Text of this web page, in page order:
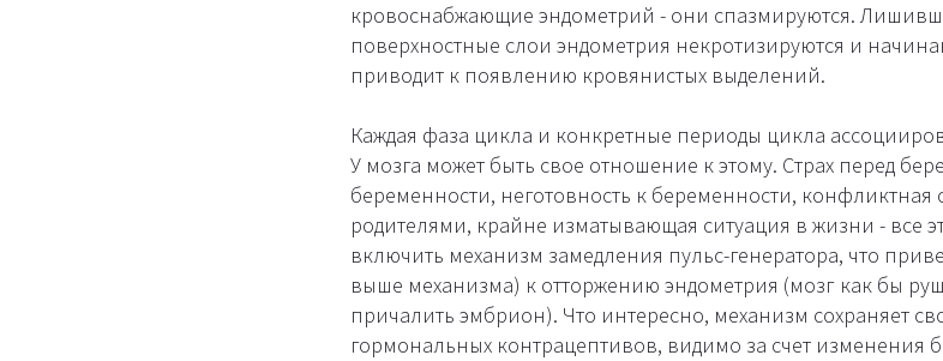
кровоснабжающие эндометрий - они спазмируются.
поверхностные слои эндометрия некротизируются и
приводит к появлению кровянистых выделений.
Каждая фаза цикла и конкретные периоды цикла
У мозга может быть свое отношение к этому. Страх перед
беременности, неготовность к беременности, конфликтная
родителями, крайне изматывающая ситуация в жизни - все
включить механизм замедления пульс-генератора, что
выше механизма) к отторжению эндометрия (мозг как бы
причалить эмбрион). Что интересно, механизм сохраняет
гормональных контрацептивов, видимо за счет изменения